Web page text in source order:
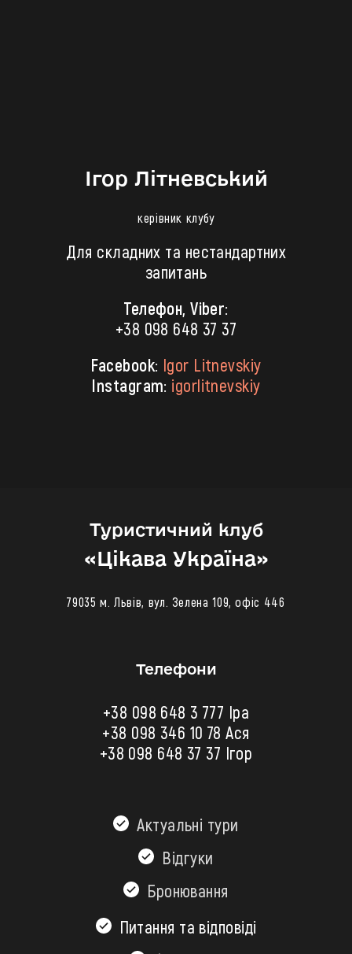
Ігор Літневський
керівник клубу
Для складних та нестандартних
запитань
Телефон, Viber:
+38 098 648 37 37
Facebook: Igor Litnevskiy
Instagram: igorlitnevskiy
Туристичний клуб
«‎Цікава Україна»
79035 м. Львів, вул. Зелена 109, офіс 446
Телефони
+38 098 648 3 777 Іра
+38 098 346 10 78 Ася
+38 098 648 37 37 Ігор
Актуальні тури
Відгуки
Бронювання
Питання та відповіді